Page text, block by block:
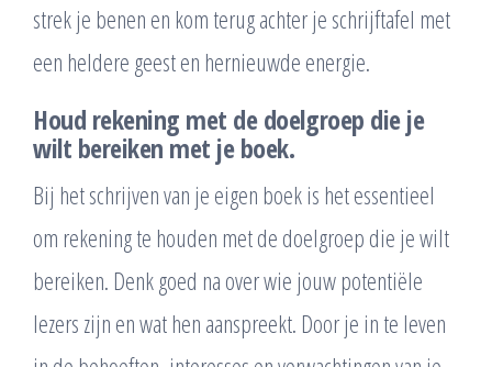
strek je benen en kom terug achter je schrijftafel met
een heldere geest en hernieuwde energie.
Houd rekening met de doelgroep die je
wilt bereiken met je boek.
Bij het schrijven van je eigen boek is het essentieel
om rekening te houden met de doelgroep die je wilt
bereiken. Denk goed na over wie jouw potentiële
lezers zijn en wat hen aanspreekt. Door je in te leven